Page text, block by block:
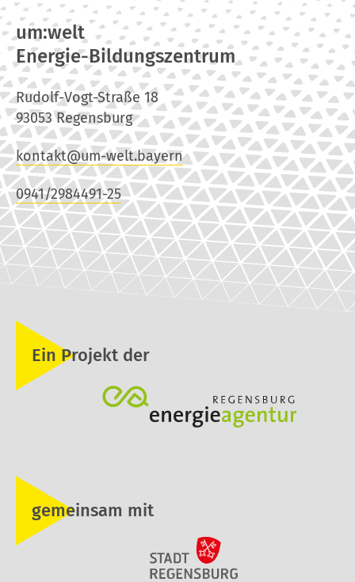
um:welt
Energie-Bildungszentrum
Rudolf-Vogt-Straße 18
93053 Regensburg
kontakt@um-welt.bayern
0941/2984491-25
Ein Projekt der
gemeinsam mit